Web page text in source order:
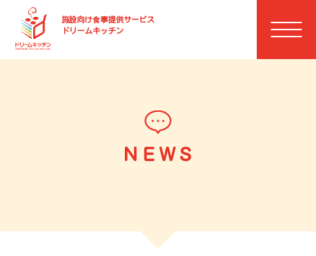
施設向け⾷事提供サービス
ドリームキッチン
ＮＥＷＳ